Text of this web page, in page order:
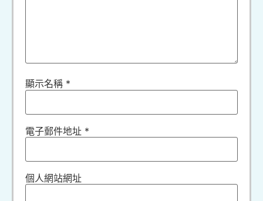
顯示名稱 *
電子郵件地址 *
個人網站網址